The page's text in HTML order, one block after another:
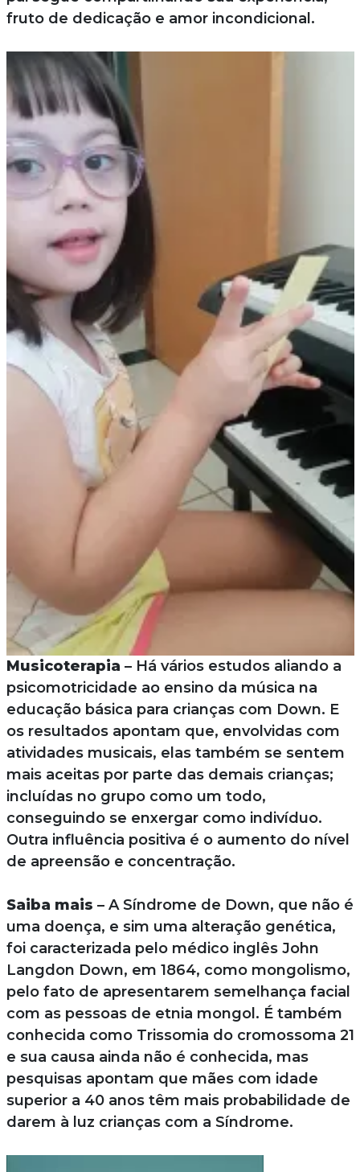
fruto de dedicação e amor incondicional.
Musicoterapia – Há vários estudos aliando a
psicomotricidade ao ensino da música na
educação básica para crianças com Down. E
os resultados apontam que, envolvidas com
atividades musicais, elas também se sentem
mais aceitas por parte das demais crianças;
incluídas no grupo como um todo,
conseguindo se enxergar como indivíduo.
Outra influência positiva é o aumento do nível
de apreensão e concentração.
Saiba mais – A Síndrome de Down, que não é
uma doença, e sim uma alteração genética,
foi caracterizada pelo médico inglês John
Langdon Down, em 1864, como mongolismo,
pelo fato de apresentarem semelhança facial
com as pessoas de etnia mongol. É também
conhecida como Trissomia do cromossoma 21
e sua causa ainda não é conhecida, mas
pesquisas apontam que mães com idade
superior a 40 anos têm mais probabilidade de
darem à luz crianças com a Síndrome.